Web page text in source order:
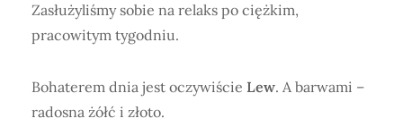
Zasłużyliśmy sobie na relaks po ciężkim,
pracowitym tygodniu.
Bohaterem dnia jest oczywiście Lew. A barwami –
radosna żółć i złoto.